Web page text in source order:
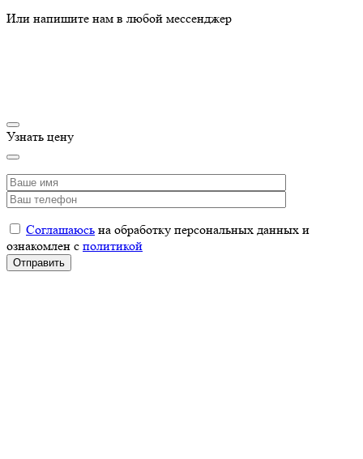
Или напишите нам в любой мессенджер
Узнать цену
Соглашаюсь на обработку персональных данных и
ознакомлен с политикой